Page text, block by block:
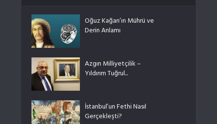
Oğuz Kağan’ın Mührü ve
Derin Anlamı
Azgın Milliyetçilik –
Yıldırım Tuğrul...
İstanbul’un Fethi Nasıl
Gerçekleşti?